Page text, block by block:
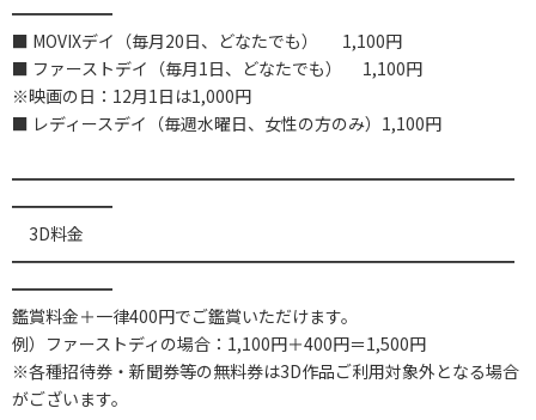
━━━━━━
■ MOVIXデイ（毎月20日、どなたでも） 1,100円
■ ファーストデイ（毎月1日、どなたでも） 1,100円
※映画の日：12月1日は1,000円
■ レディースデイ（毎週水曜日、女性の方のみ）1,100円
━━━━━━━━━━━━━━━━━━━━━━━━━━━━━━
━━━━━━
3D料金
━━━━━━━━━━━━━━━━━━━━━━━━━━━━━━
━━━━━━
鑑賞料金＋一律400円でご鑑賞いただけます。
例）ファーストディの場合：1,100円＋400円＝1,500円
※各種招待券・新聞券等の無料券は3D作品ご利用対象外となる場合
がございます。